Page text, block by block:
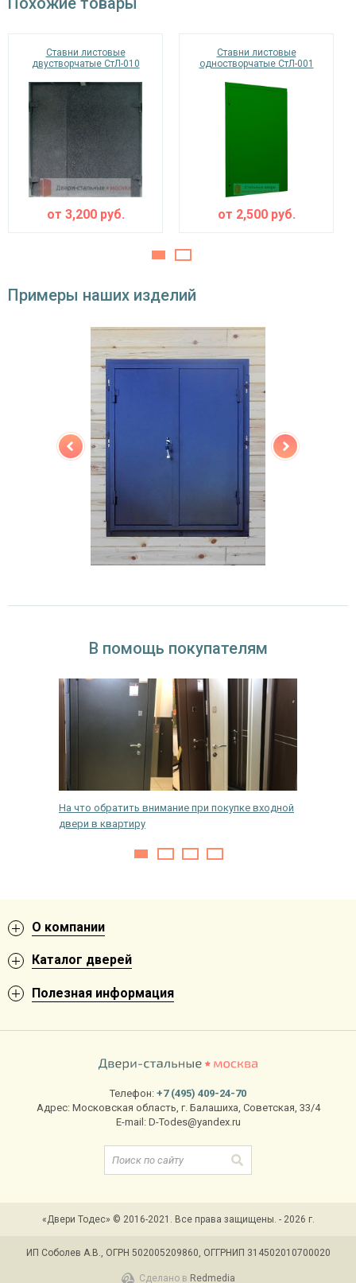
Ставни листовые
двустворчатые СтЛ-010
от 3,200руб.
Ставни листовые
одностворчатые СтЛ-001
от 2,500руб.
Примеры наших изделий
В помощь покупателям
На что обратить внимание при покупке входной
двери в квартиру
О компании
Каталог дверей
Полезная информация
Телефон: +7 (495) 409-24-70
Адрес: Московская область, г. Балашиха, Советская, 33/4
E-mail: D-Todes@yandex.ru
«Двери Тодес» © 2016-2021. Все права защищены. - 2026 г.
ИП Соболев А.В., ОГРН 502005209860, ОГГРНИП 314502010700020
Сделано в Redmedia